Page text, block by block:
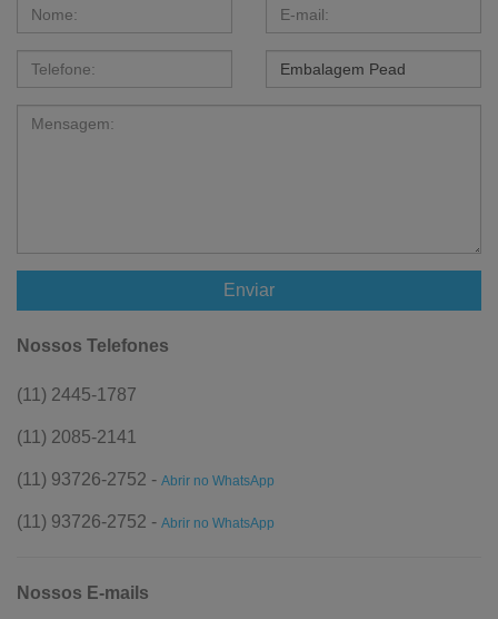
Enviar
Nossos Telefones
(11) 2445-1787
(11) 2085-2141
(11) 93726-2752 - Abrir no WhatsApp
(11) 93726-2752 - Abrir no WhatsApp
Nossos E-mails